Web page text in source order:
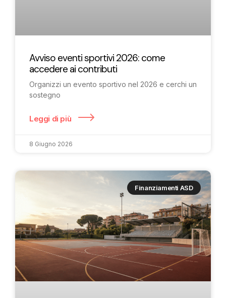
Avviso eventi sportivi 2026: come
accedere ai contributi
Organizzi un evento sportivo nel 2026 e cerchi un
sostegno
Leggi di più
8 Giugno 2026
Finanziamenti ASD